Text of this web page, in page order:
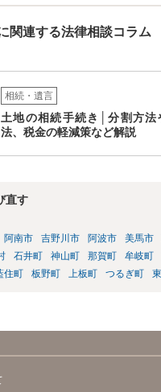
関連する法律相談コラム
相続・遺言
土地の相続手続き│分割方法
法、税金の軽減策など解説
直す
阿南市 吉野川市 阿波市 美馬市
石井町 神山町 那賀町 牟岐町
住町 板野町 上板町 つるぎ町